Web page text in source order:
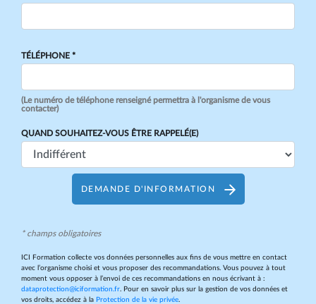
TÉLÉPHONE *
(Le numéro de téléphone renseigné permettra à l'organisme de vous
contacter)
QUAND SOUHAITEZ-VOUS ÊTRE RAPPELÉ(E)
DEMANDE D'INFORMATION
* champs obligatoires
ICI Formation collecte vos données personnelles aux fins de vous mettre en contact
avec l’organisme choisi et vous proposer des recommandations. Vous pouvez à tout
moment vous opposer à l’envoi de ces recommandations en nous écrivant à :
dataprotection@iciformation.fr. Pour en savoir plus sur la gestion de vos données et
vos droits, accédez à la Protection de la vie privée.